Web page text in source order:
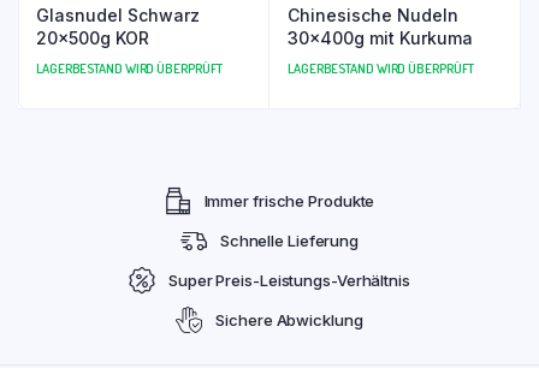
Glasnudel Schwarz
20x500g KOR
LAGERBESTAND WIRD ÜBERPRÜFT
Chinesische Nudeln
30x400g mit Kurkuma
LAGERBESTAND WIRD ÜBERPRÜFT
Immer frische Produkte
Schnelle Lieferung
Super Preis-Leistungs-Verhältnis
Sichere Abwicklung